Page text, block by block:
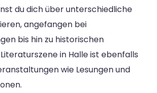
du dich über unterschiedliche
angefangen bei
bis hin zu historischen
in Halle ist ebenfalls
wie Lesungen und